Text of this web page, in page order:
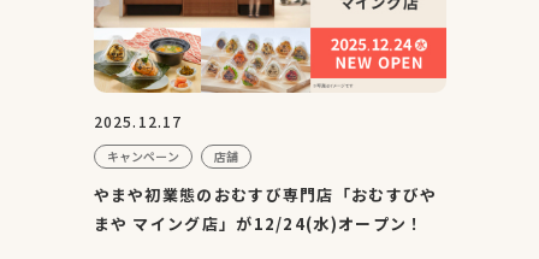
2025.12.17
キャンペーン 店舗
やまや初業態のおむすび専門店「おむすびや
まや マイング店」が12/24(水)オープン！